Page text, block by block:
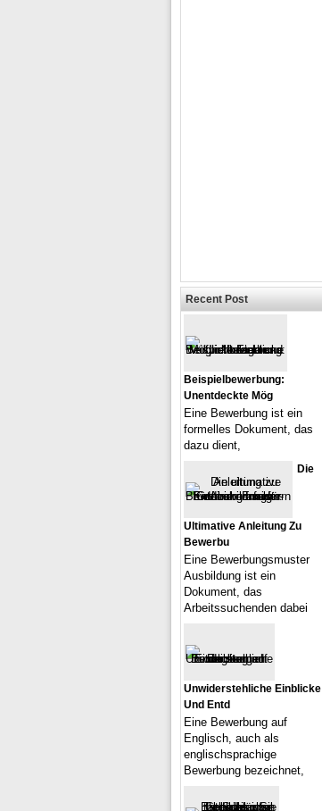
Recent Post
Beispielbewerbung:
Unentdeckte Mög
Eine Bewerbung ist ein
formelles Dokument, das
dazu dient,
Die
Ultimative Anleitung Zu
Bewerbu
Eine Bewerbungsmuster
Ausbildung ist ein
Dokument, das
Arbeitssuchenden dabei
Unwiderstehliche Einblicke
Und Entd
Eine Bewerbung auf
Englisch, auch als
englischsprachige
Bewerbung bezeichnet,